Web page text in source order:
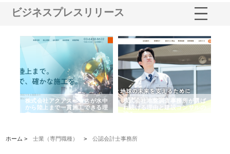
ビジネスプレスリリース
株式会社アクアスペースが水中
から陸上まで一貫施工できる理
由
株式会社地盤調査事務所が選ば
れ続ける理由と建設コンサルの
強み
ホーム >士業（専門職種） >公認会計士事務所